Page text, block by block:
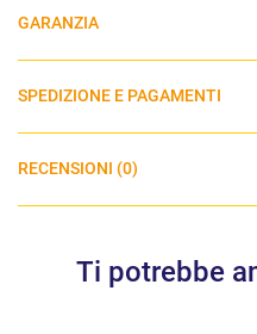
e confortevole durante
Permette di portare il
non ha esperienza con i
GARANZIA
SPEDIZIONE E PAGAMENTI
RECENSIONI (0)
Ti potrebbe